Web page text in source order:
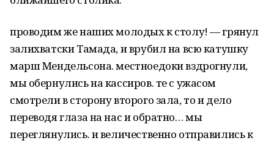
проводим же наших молодых к столу! — грянул
залихватски Тамада, и врубил на всю катушку
марш Мендельсона. местноедоки вздрогнули,
мы обернулись на кассиров. те с ужасом
смотрели в сторону второго зала, то и дело
переводя глаза на нас и обратно… мы
переглянулись. и величественно отправились к